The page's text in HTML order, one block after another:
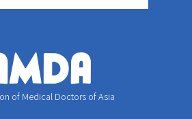
of Medical Doctors of Asia